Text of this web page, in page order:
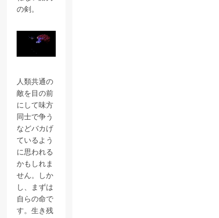
の剣。
人類共通の
敵を目の前
にして味方
同士で争う
などバカげ
ているよう
に思われる
かもしれま
せん。しか
し、まずは
自らの命で
す。生き残